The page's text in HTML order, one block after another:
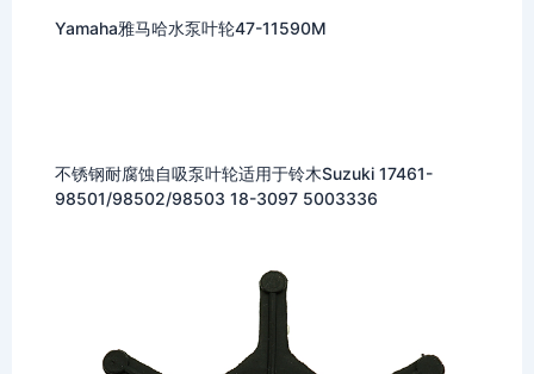
Yamaha雅马哈水泵叶轮47-11590M
不锈钢耐腐蚀自吸泵叶轮适用于铃木Suzuki 17461-
98501/98502/98503 18-3097 5003336